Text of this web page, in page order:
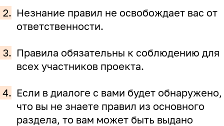
2. Незнание правил не освобождает вас от
ответственности.
3. Правила обязательны к соблюдению для
всех участников проекта.
4. Если в диалоге с вами будет обнаружено,
что вы не знаете правил из основного
раздела, то вам может быть выдано